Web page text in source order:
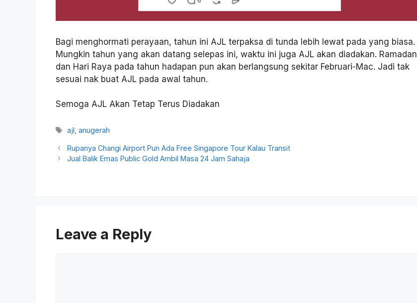
Bagi menghormati perayaan, tahun ini AJL terpaksa di tunda lebih lewat pada yang biasa.
Mungkin tahun yang akan datang selepas ini, waktu ini juga AJL akan diadakan. Ramadan
dan Hari Raya pada tahun hadapan pun akan berlangsung sekitar Februari-Mac. Jadi tak
sesuai nak buat AJL pada awal tahun.
Semoga AJL Akan Tetap Terus Diadakan
Tags
ajl ,anugerah
Rupanya Changi Airport Pun Ada Free Singapore Tour Kalau Transit
Jual Balik Emas Public Gold Ambil Masa 24 Jam Sahaja
Leave a Reply